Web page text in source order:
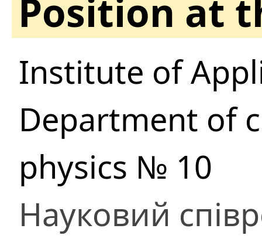
Position at
Institute of
Department of
physics № 10
Науковий